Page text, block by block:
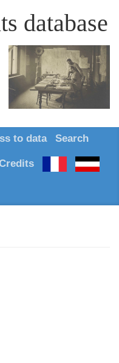
database
to data Search